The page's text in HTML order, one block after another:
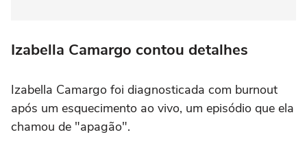
Izabella Camargo contou detalhes
Izabella Camargo foi diagnosticada com burnout
após um esquecimento ao vivo, um episódio que ela
chamou de "apagão".